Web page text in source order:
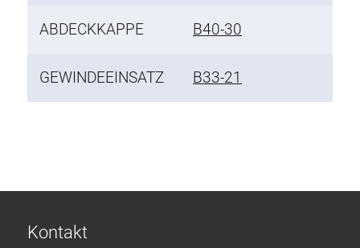
ABDECKKAPPE B40-30
GEWINDEEINSATZ B33-21
Kontakt